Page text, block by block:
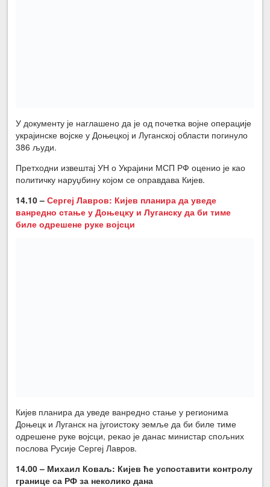
У документу је наглашено да је од почетка војне операције
украјинске војске у Доњецкој и Луганској области погинуло
386 људи.
Претходни извештај УН о Украјини МСП РФ оценио је као
политичку наруџбину којом се оправдава Кијев.
14.10 –Сергеј Лавров: Кијев планира да уведе
ванредно стање у Доњецку и Луганскудаби тиме
биле одрешене руке војсци
Кијев планира да уведе ванредно стање у регионима
Доњецк и Луганск на југоистоку земље да би биле тиме
одрешене руке војсци, рекао је данас министар спољних
послова Русије Сергеј Лавров.
14.00 – Михаил Коваљ: Кијев ће успоставити контролу
границе са РФ за неколико дана